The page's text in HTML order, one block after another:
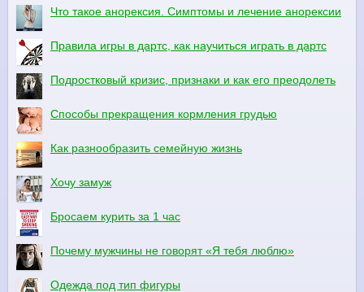
Что такое анорексия. Симптомы и лечение анорексии
Правила игры в дартс, как научиться играть в дартс
Подростковый кризис, признаки и как его преодолеть
Способы прекращения кормления грудью
Как разнообразить семейную жизнь
Хочу замуж
Бросаем курить за 1 час
Почему мужчины не говорят «Я тебя люблю»
Одежда под тип фигуры